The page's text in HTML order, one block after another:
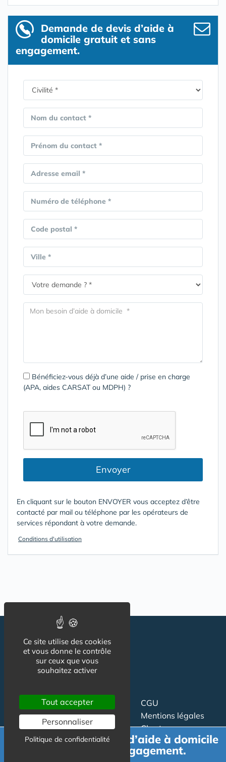
Demande de devis d’aide à
domicile gratuit et sans
engagement.
Nom du contact *
Prénom du contact *
Adresse email *
Numéro de téléphone *
Code postal *
Ville *
Bénéficiez-vous déjà d’une aide / prise en charge
(APA, aides CARSAT ou MDPH) ?
Envoyer
En cliquant sur le bouton ENVOYER vous acceptez d’être
contacté par mail ou téléphone par les opérateurs de
services répondant à votre demande.
Conditions d'utilisation
Suivez-nous
CGU
Mentions légales
Charte
Proposer un article
Demande de devis d’aide à domicile
gratuit et sans engagement.
Ce site utilise des cookies
et vous donne le contrôle
sur ceux que vous
souhaitez activer
Tout accepter
Personnaliser
Politique de confidentialité